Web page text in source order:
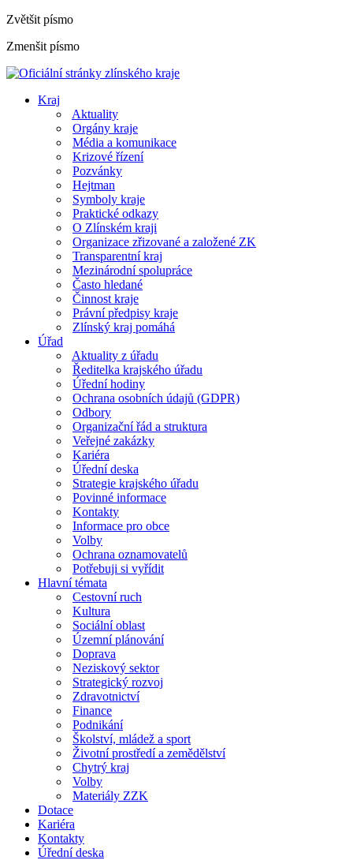
Zvětšit písmo
Zmenšit písmo
Kraj
Aktuality
Orgány kraje
Média a komunikace
Krizové řízení
Pozvánky
Hejtman
Symboly kraje
Praktické odkazy
O Zlínském kraji
Organizace zřizované a založené ZK
Transparentní kraj
Mezinárodní spolupráce
Často hledané
Činnost kraje
Právní předpisy kraje
Zlínský kraj pomáhá
Úřad
Aktuality z úřadu
Ředitelka krajského úřadu
Úřední hodiny
Ochrana osobních údajů (GDPR)
Odbory
Organizační řád a struktura
Veřejné zakázky
Kariéra
Úřední deska
Strategie krajského úřadu
Povinné informace
Kontakty
Informace pro obce
Volby
Ochrana oznamovatelů
Potřebuji si vyřídit
Hlavní témata
Cestovní ruch
Kultura
Sociální oblast
Územní plánování
Doprava
Neziskový sektor
Strategický rozvoj
Zdravotnictví
Finance
Podnikání
Školství, mládež a sport
Životní prostředí a zemědělství
Chytrý kraj
Volby
Materiály ZZK
Dotace
Kariéra
Kontakty
Úřední deska